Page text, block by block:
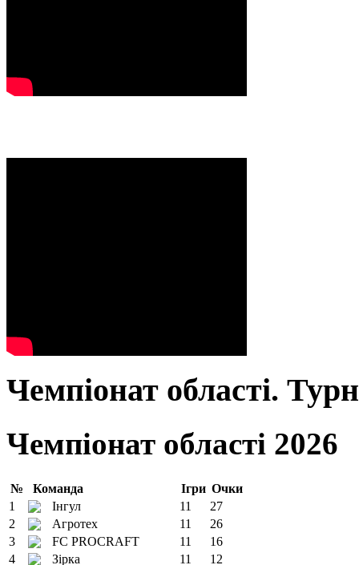
Чемпіонат області.
Чемпіонат області 2026
№ Команда Ігри Очки
1
Інгул 11
27
2
Агротех 11
26
3
FC PROCRAFT 11
16
4
Зірка 11
12